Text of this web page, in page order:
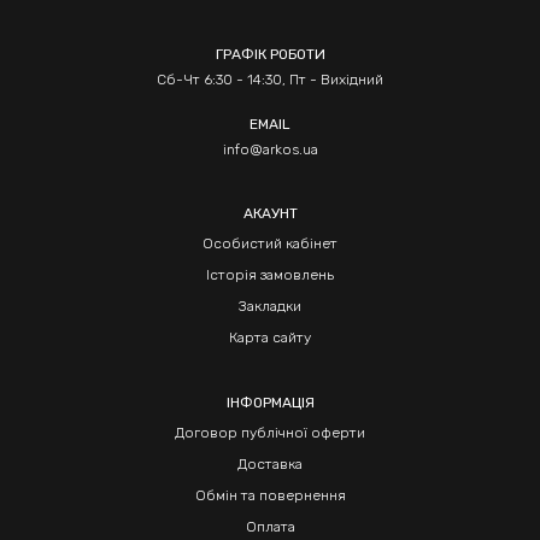
ГРАФІК РОБОТИ
Сб-Чт 6:30 - 14:30, Пт - Вихідний
EMAIL
info@arkos.ua
АКАУНТ
Особистий кабінет
Історія замовлень
Закладки
Карта сайту
ІНФОРМАЦІЯ
Договор публічної оферти
Доставка
Обмін та повернення
Оплата